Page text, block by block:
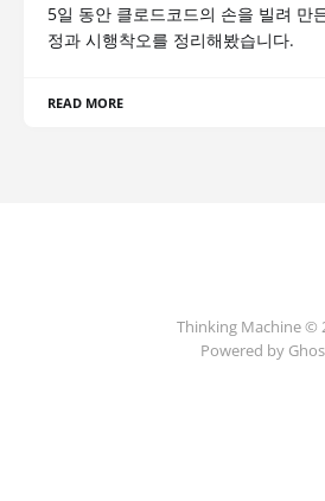
5일 동안 클로드코드의 손을 빌려 만
정과 시행착오를 정리해봤습니다.
READ MORE
Thinking Machine ©
Powered by